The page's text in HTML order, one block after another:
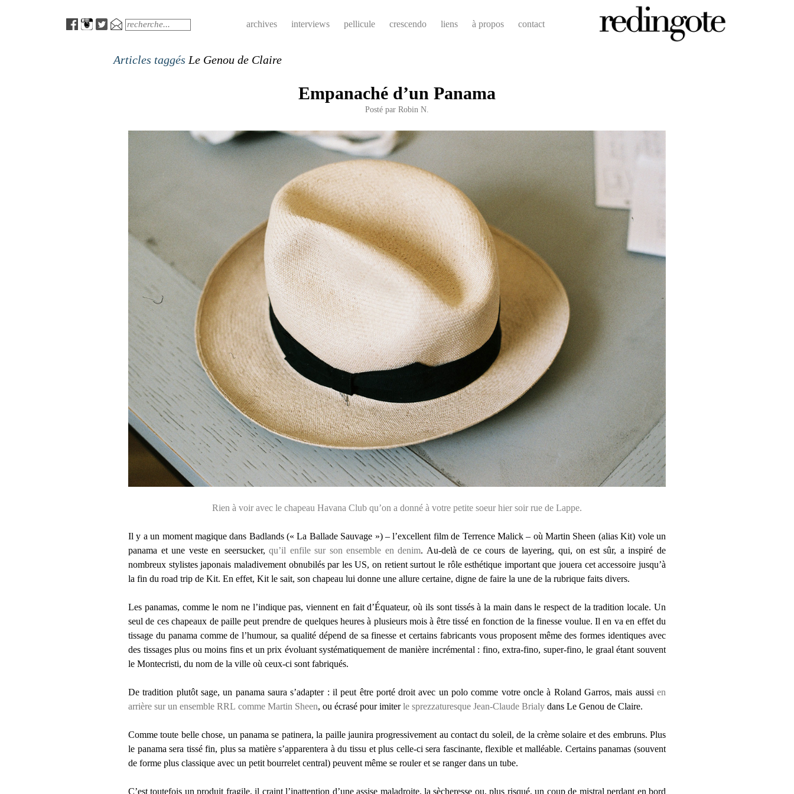
MenuSearch archives interviews pellicule crescendo liens à propos contact
Articles taggés Le Genou de Claire
Empanaché d’un Panama
Posté par Robin N.
Rien à voir avec le chapeau Havana Club qu’on a donné à votre petite soeur hier soir rue de Lappe.
Il y a un moment magique dans Badlands (« La Ballade Sauvage ») – l’excellent film de Terrence Malick – où Martin Sheen (alias Kit) vole un
panama et une veste en seersucker,qu’il enfile sur son ensemble en denim. Au-delà de ce cours de layering, qui, on est sûr, a inspiré de
nombreux stylistes japonais maladivement obnubilés par les US, on retient surtout le rôle esthétique important que jouera cet accessoire jusqu’à
la fin du road trip de Kit. En effet, Kit le sait, son chapeau lui donne une allure certaine, digne de faire la une de la rubrique faits divers.
Les panamas, comme le nom ne l’indique pas, viennent en fait d’Équateur, où ils sont tissés à la main dans le respect de la tradition locale. Un
seul de ces chapeaux de paille peut prendre de quelques heures à plusieurs mois à être tissé en fonction de la finesse voulue. Il en va en effet du
tissage du panama comme de l’humour, sa qualité dépend de sa finesse et certains fabricants vous proposent même des formes identiques avec
des tissages plus ou moins fins et un prix évoluant systématiquement de manière incrémental : fino, extra-fino, super-fino, le graal étant souvent
le Montecristi, du nom de la ville où ceux-ci sont fabriqués.
De tradition plutôt sage, un panama saura s’adapter : il peut être porté droit avec un polo comme votre oncle à Roland Garros, mais aussi en
arrière sur un ensemble RRL comme Martin Sheen, ou écrasé pour imiterle sprezzaturesque Jean-Claude Brialy dans Le Genou de Claire.
Comme toute belle chose, un panama se patinera, la paille jaunira progressivement au contact du soleil, de la crème solaire et des embruns. Plus
le panama sera tissé fin, plus sa matière s’apparentera à du tissu et plus celle-ci sera fascinante, flexible et malléable. Certains panamas (souvent
de forme plus classique avec un petit bourrelet central) peuvent même se rouler et se ranger dans un tube.
C’est toutefois un produit fragile, il craint l’inattention d’une assise maladroite, la sècheresse ou, plus risqué, un coup de mistral perdant en bord